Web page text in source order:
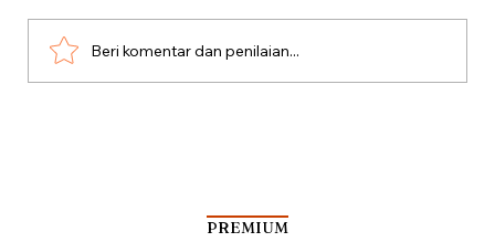
Dari Srebrenica ke Palestina
Beri komentar dan penilaian...
PREMIUM